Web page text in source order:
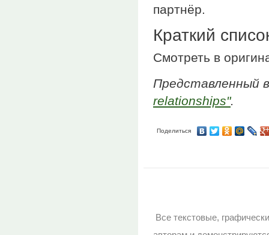
партнёр.
Краткий
Смотреть в
Представленный
relationships".
Поделиться
Все текстовые,